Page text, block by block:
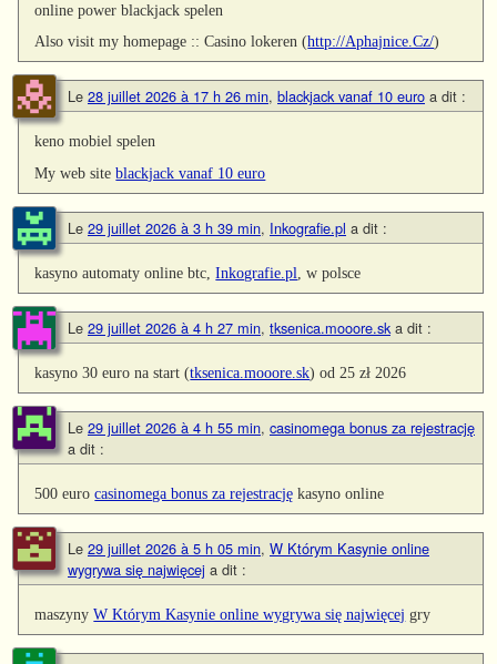
online power blackjack spelen
Also visit my homepage :: Casino lokeren (http://Aphajnice.Cz/)
Le 28 juillet 2026 à 17 h 26 min, blackjack vanaf 10 euro a dit :
keno mobiel spelen
My web siteblackjack vanaf 10 euro
Le 29 juillet 2026 à 3 h 39 min, Inkografie.pl a dit :
kasyno automaty online btc,Inkografie.pl , w polsce
Le 29 juillet 2026 à 4 h 27 min, tksenica.mooore.sk a dit :
kasyno 30 euro na start (tksenica.mooore.sk) od 25 zł 2026
Le 29 juillet 2026 à 4 h 55 min, casinomega bonus za rejestrację
a dit :
500 eurocasinomega bonus za rejestrację kasyno online
Le 29 juillet 2026 à 5 h 05 min, W Którym Kasynie online
wygrywa się najwięcej a dit :
maszynyW Którym Kasynie online wygrywa się najwięcej gry